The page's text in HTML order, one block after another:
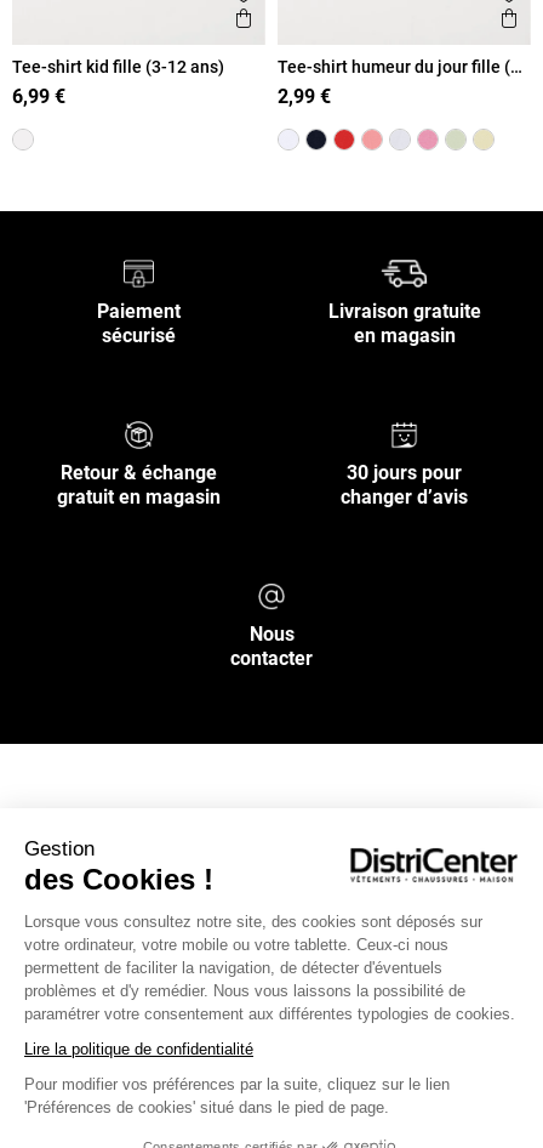
Gestion
des Cookies !
Lorsque vous consultez notre site, des cookies sont déposés sur
votre ordinateur, votre mobile ou votre tablette. Ceux-ci nous
permettent de faciliter la navigation, de détecter d'éventuels
problèmes et d'y remédier. Nous vous laissons la possibilité de
paramétrer votre consentement aux différentes typologies de cookies.
Lire la politique de confidentialité
Pour modifier vos préférences par la suite, cliquez sur le lien
'Préférences de cookies' situé dans le pied de page.
Ajouter aux favoris
Aperçu rapide
Tee-shirt kid fille (3-12 ans)
6,99 €
Tee-shirt humeur du jour fille (3-
12A)
2,99 €
Paiement
sécurisé
Livraison gratuite
en magasin
Retour & échange
gratuit en magasin
30 jours pour
changer d’avis
Nous
contacter
INFOS PRATIQUES
L’ENSEIGNE DISTRICENTER
Suivez-nous
Moyens de paiement